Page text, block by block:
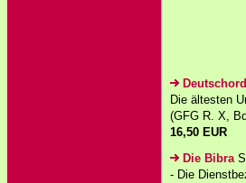
Die ältesten
(GFG R. X,
16,50 EUR
Die Bibra
- Die